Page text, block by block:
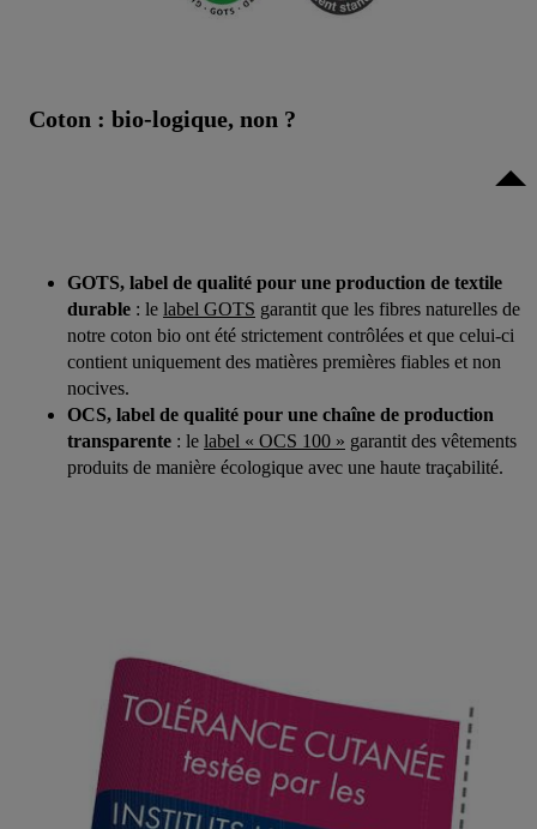
Coton : bio-logique, non ?
GOTS, label de qualité pour une production de textile
durable : le label GOTS garantit que les fibres naturelles de
notre coton bio ont été strictement contrôlées et que celui-ci
contient uniquement des matières premières fiables et non
nocives.
OCS, label de qualité pour une chaîne de production
transparente : le label « OCS 100 » garantit des vêtements
produits de manière écologique avec une haute traçabilité.